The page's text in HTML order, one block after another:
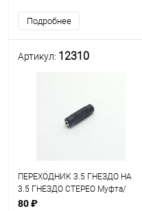
Подробнее
Артикул: 12310
ПЕРЕХОДНИК 3.5 ГНЕЗДО НА
3.5 ГНЕЗДО СТЕРЕО Муфта/
Бочка
80 ₽